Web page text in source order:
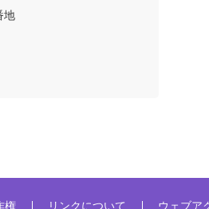
地
権 リンクについて ウェブア